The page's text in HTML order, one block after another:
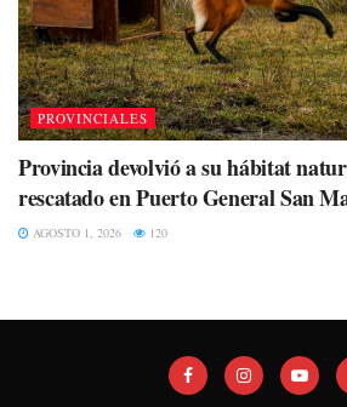
PROVINCIALES
Provincia devolvió a su hábitat
rescatado en Puerto General San
AGOSTO 1, 2026 120